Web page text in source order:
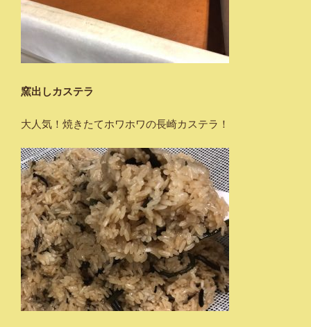
窯出しカステラ
大人気！焼きたてホワホワの長崎カステラ！